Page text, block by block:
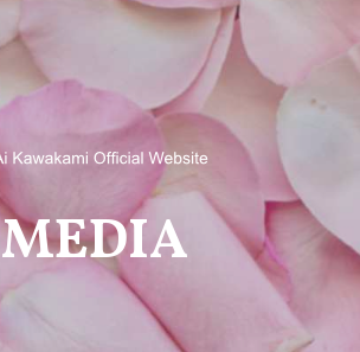
MEDIA